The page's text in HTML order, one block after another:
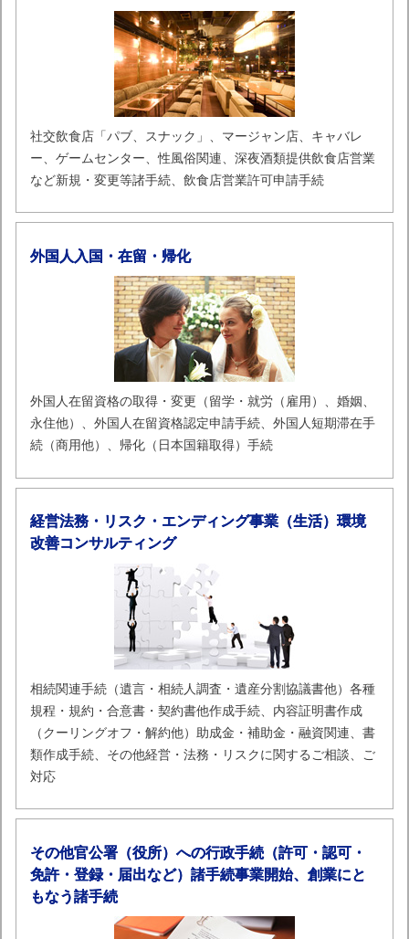
社交飲食店「パブ、スナック」、マージャン店、キャバレ
ー、ゲームセンター、性風俗関連、深夜酒類提供飲食店営業
など新規・変更等諸手続、飲食店営業許可申請手続
外国人入国・在留・帰化
外国人在留資格の取得・変更（留学・就労（雇用）、婚姻、
永住他）、外国人在留資格認定申請手続、外国人短期滞在手
続（商用他）、帰化（日本国籍取得）手続
経営法務・リスク・エンディング事業（生活）環境
改善コンサルティング
相続関連手続（遺言・相続人調査・遺産分割協議書他）各種
規程・規約・合意書・契約書他作成手続、内容証明書作成
（クーリングオフ・解約他）助成金・補助金・融資関連、書
類作成手続、その他経営・法務・リスクに関するご相談、ご
対応
その他官公署（役所）への行政手続（許可・認可・
免許・登録・届出など）諸手続事業開始、創業にと
もなう諸手続